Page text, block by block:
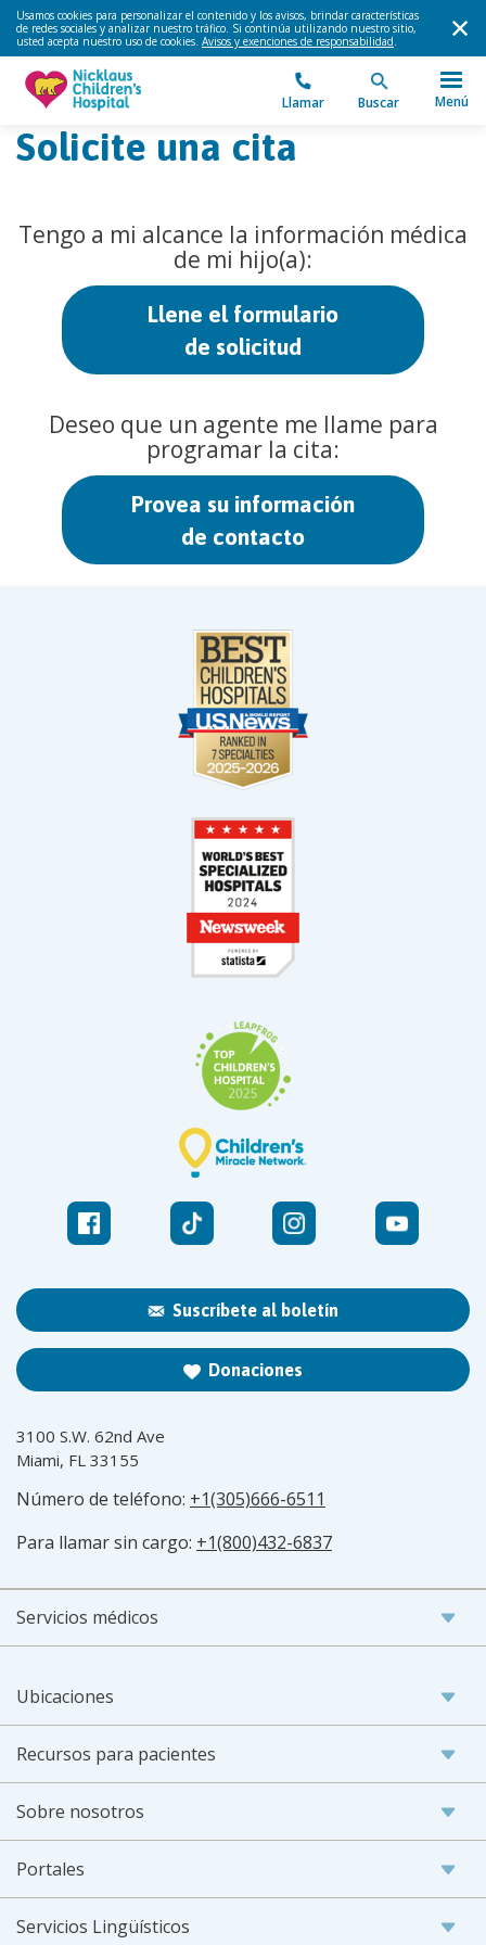
Usamos cookies para personalizar el contenido y los avisos, brindar características
de redes sociales y analizar nuestro tráfico. Si continúa utilizando nuestro sitio,
usted acepta nuestro uso de cookies. Avisos y exenciones de responsabilidad.
Llamar Buscar Menú
Solicite una cita
Tengo a mi alcance la información médica
de mi hijo(a):
Llene el formulario
de solicitud
Deseo que un agente me llame para
programar la cita:
Provea su información
de contacto
Suscríbete al boletín
Donaciones
3100 S.W. 62nd Ave
Miami, FL 33155
Número de teléfono: +1(305)666-6511
Para llamar sin cargo: +1(800)432-6837
Servicios médicos
Ubicaciones
Recursos para pacientes
Sobre nosotros
Portales
Servicios Lingüísticos